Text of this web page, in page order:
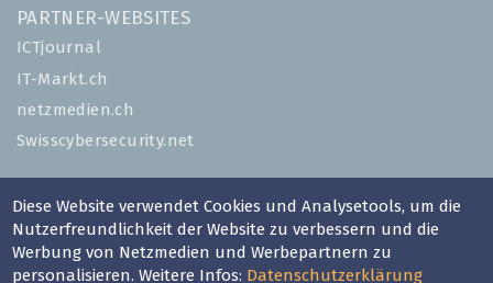
PARTNER-WEBSITES
ICTjournal
IT-Markt.ch
netzmedien.ch
Swisscybersecurity.net
Impressum
AGB
Diese Website verwendet Cookies und Analysetools, um die
Nutzerfreundlichkeit der Website zu verbessern und die
Werbung von Netzmedien und Werbepartnern zu
personalisieren. Weitere Infos: Datenschutzerklärung